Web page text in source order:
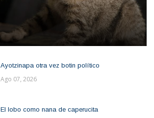
Ayotzinapa otra vez botin político
Ago 07, 2026
El lobo como nana de caperucita